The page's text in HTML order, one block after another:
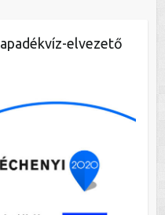
elvezető